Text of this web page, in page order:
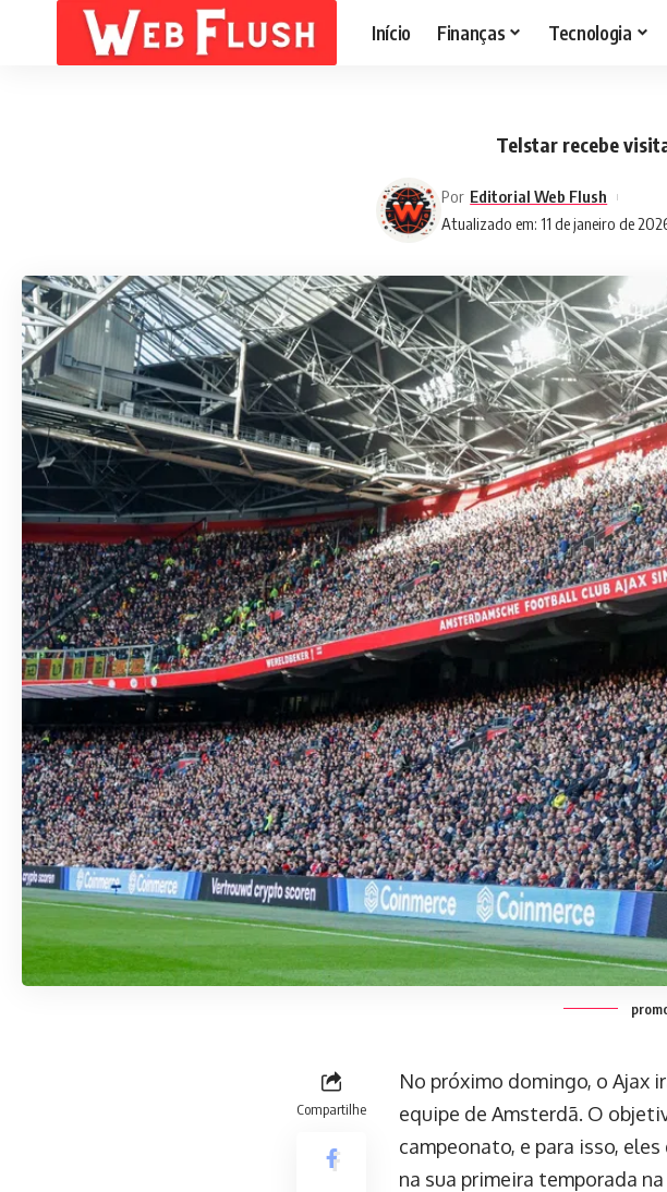
Início Finanças Tecnologia
Telstar recebe
Atualizado em: 11 de janeiro de
Por Editorial Web Flush
Compartilhe
No próximo domingo, o Ajax
equipe de Amsterdã. O
campeonato, e para isso,
na sua primeira temporada